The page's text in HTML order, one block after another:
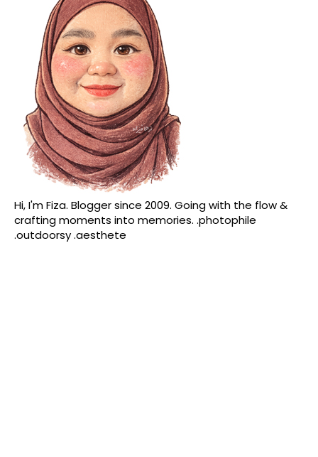
Hi, I'm Fiza. Blogger since 2009. Going with the flow &
crafting moments into memories. .photophile
.outdoorsy .aesthete